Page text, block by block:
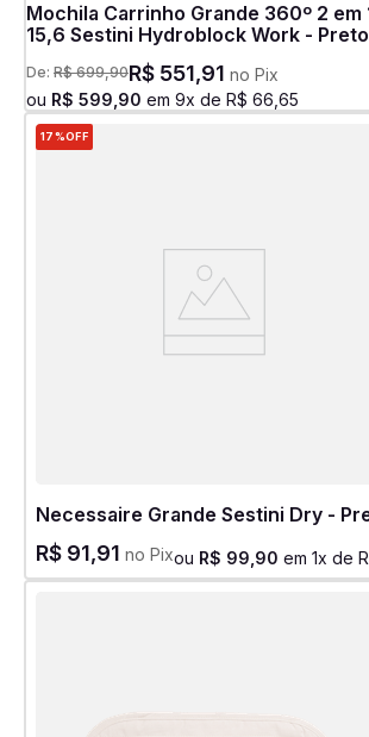
Mochila Carrinho Grande 360º 2 em
15,6 Sestini Hydroblock Work - Preto
De: R$ 699,90R$ 551,91 no Pix
ou R$ 599 90 em 9x de R$ 66 65
17%OFF
Necessaire Grande Sestini Dry -
R$ 91,91 no Pixou R$ 99 90 em 1x de